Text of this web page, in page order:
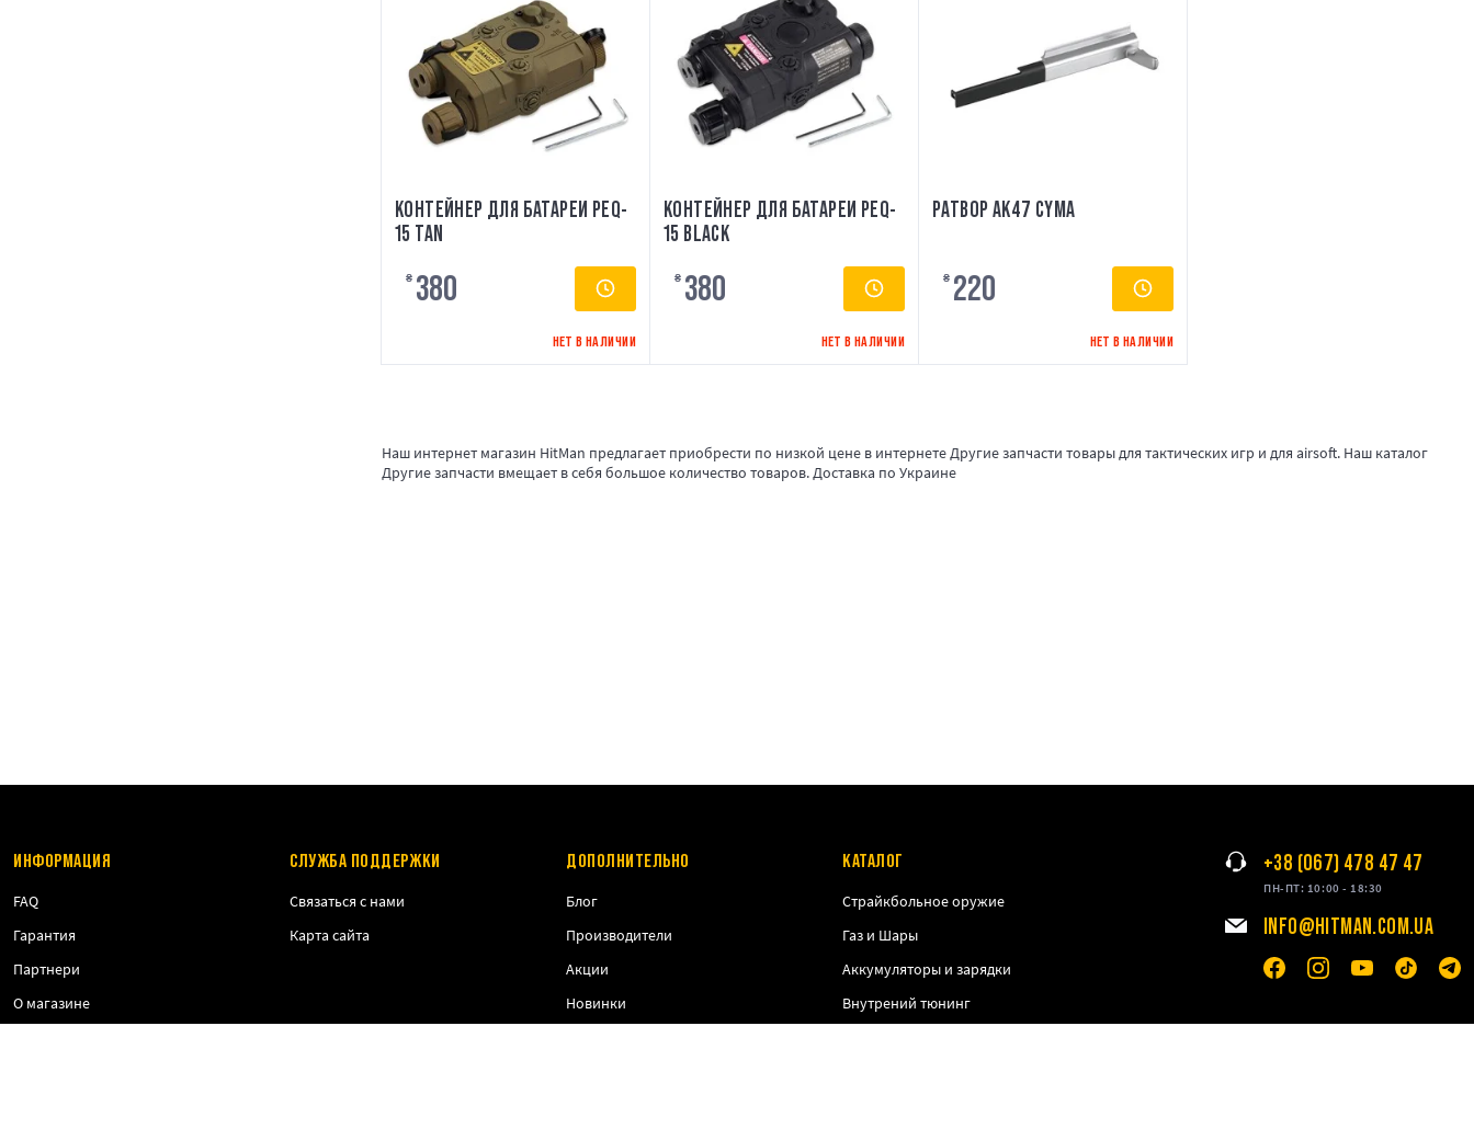
КОНТЕЙНЕР ДЛЯ БАТАРЕИ PEQ-
15 TAN
₴ 380
НЕТ В НАЛИЧИИ
КОНТЕЙНЕР ДЛЯ БАТАРЕИ PEQ-
15 BLACK
₴ 380
НЕТ В НАЛИЧИИ
PАТВОР АК47 CYMA
₴ 220
НЕТ В НАЛИЧИИ
Наш интернет магазин HitMan предлагает приобрести по низкой цене в интернете Другие запчасти товары для тактических игр и для airsoft. Наш каталог
Другие запчасти вмещает в себя большое количество товаров. Доставка по Украине
ИНФОРМАЦИЯ
FAQ
Гарантия
Партнери
О магазине
СЛУЖБА ПОДДЕРЖКИ
Связаться с нами
Карта сайта
ДОПОЛНИТЕЛЬНО
Блог
Производители
Акции
Новинки
КАТАЛОГ
Страйкбольное оружие
Газ и Шары
Аккумуляторы и зарядки
Внутрений тюнинг
+38 (067) 478 47 47
ПН-ПТ: 10:00 - 18:30
INFO@HITMAN.COM.UA